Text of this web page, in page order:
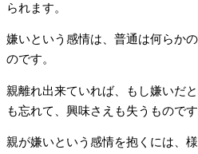
られます。
嫌いという感情は、普通は何らか
のです。
親離れ出来ていれば、もし嫌いだ
も忘れて、興味さえも失うものです
親が嫌いという感情を抱くには、